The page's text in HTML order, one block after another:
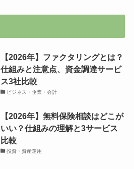
【2026年】ファクタリングとは？
仕組みと注意点、資金調達サービ
ス3社比較
ビジネス・企業・会計
【2026年】無料保険相談はどこが
いい？仕組みの理解と3サービス
比較
投資・資産運用